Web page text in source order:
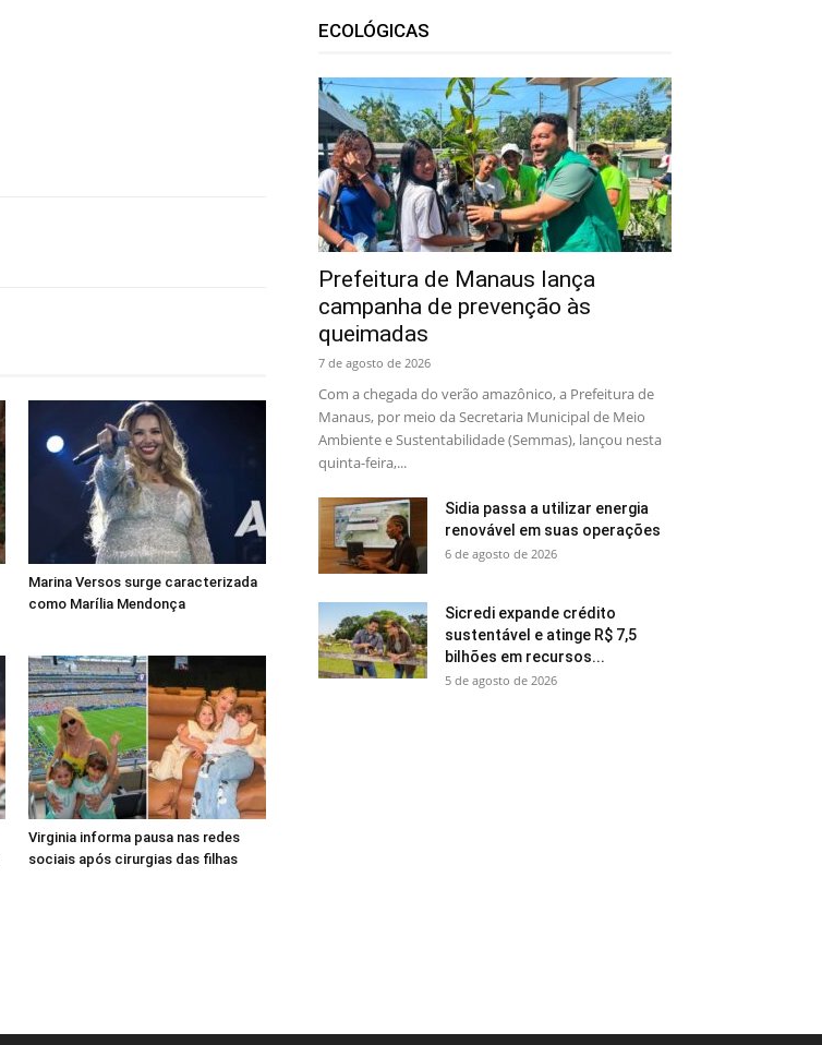
Marina Versos surge caracterizada
como Marília Mendonça
Virginia informa pausa nas redes
sociais após cirurgias das filhas
ECOLÓGICAS
Prefeitura de Manaus lança
campanha de prevenção às
queimadas
7 de agosto de 2026
Com a chegada do verão amazônico, a Prefeitura de
Manaus, por meio da Secretaria Municipal de Meio
Ambiente e Sustentabilidade (Semmas), lançou nesta
quinta-feira,...
Sidia passa a utilizar energia
renovável em suas operações
6 de agosto de 2026
Sicredi expande crédito
sustentável e atinge R$ 7,5
bilhões em recursos...
5 de agosto de 2026